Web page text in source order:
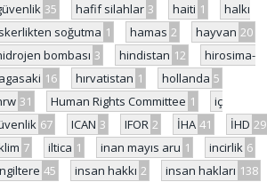
35 hafif silahlar 3 haiti 1
halkı
soğutma 1 hamas 2 hayvan 20
bombası 3 hindistan 12
hirosima-
16 hırvatistan 1 hollanda 5
31 Human Rights Committee 1
iç
67 ICAN 3 IFOR 2 İHA 41 İHD 29
7 iltica 1 inan mayıs aru 1 incirlik 6
45 insan hakkı 2 insan hakları 138